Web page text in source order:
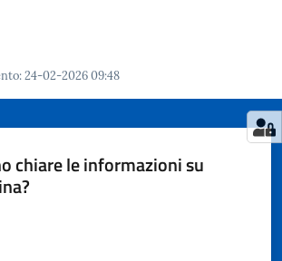
:24-02-2026 09:48
chiare le informazioni su